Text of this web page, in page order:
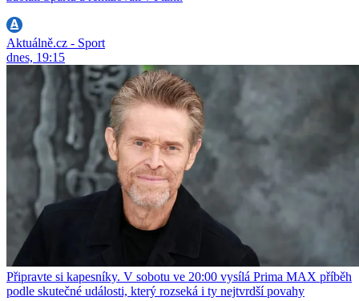
Aktuálně.cz - Sport
dnes, 19:15
Připravte si kapesníky. V sobotu ve 20:00 vysílá Prima MAX příběh
podle skutečné události, který rozseká i ty nejtvrdší povahy